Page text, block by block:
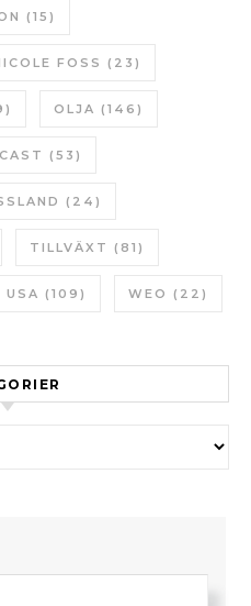
(15)
FOSS (23)
OLJA (146)
(53)
(24)
TILLVÄXT (81)
USA (109) WEO (22)